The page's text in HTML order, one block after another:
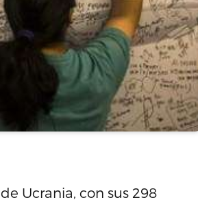
Ucrania, con sus 298